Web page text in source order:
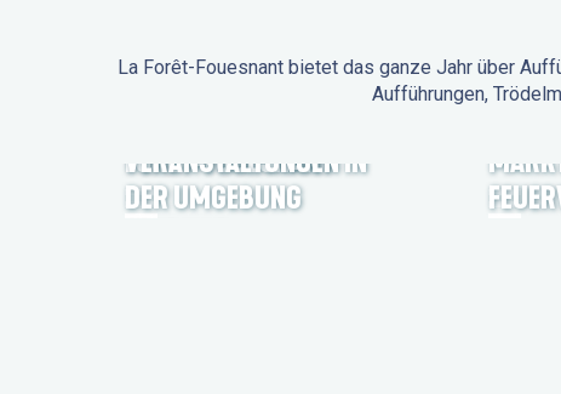
La Forêt-Fouesnant bietet das ganze Jahr über
Aufführungen,
FORÊT-FOUESNANT
VERANSTALTUNGEN IN
DER UMGEBUNG